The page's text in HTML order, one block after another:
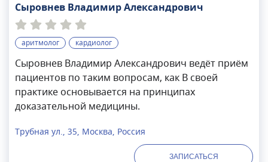
Сыровнев Владимир Александрович
аритмолог кардиолог
Сыровнев Владимир Александрович ведёт приём
пациентов по таким вопросам, как В своей
практике основывается на принципах
доказательной медицины.
Трубная ул., 35, Москва, Россия
ЗАПИСАТЬСЯ